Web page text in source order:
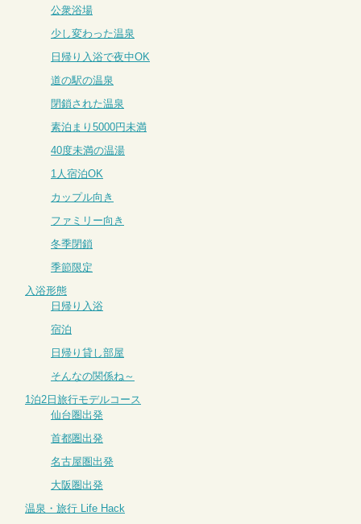
公衆浴場
少し変わった温泉
日帰り入浴で夜中OK
道の駅の温泉
閉鎖された温泉
素泊まり5000円未満
40度未満の温湯
1人宿泊OK
カップル向き
ファミリー向き
冬季閉鎖
季節限定
入浴形態
日帰り入浴
宿泊
日帰り貸し部屋
そんなの関係ね～
1泊2日旅行モデルコース
仙台圏出発
首都圏出発
名古屋圏出発
大阪圏出発
温泉・旅行 Life Hack